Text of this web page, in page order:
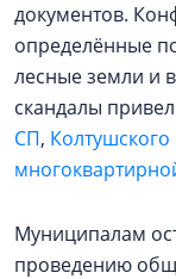
документов.
определённые
лесные земли и
скандалы
СП,
Муниципалам
проведению